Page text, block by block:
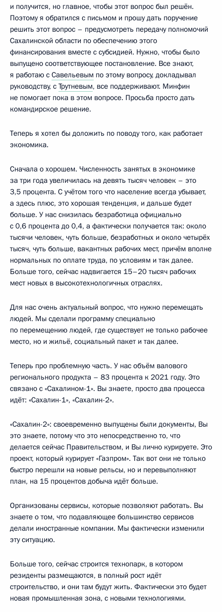
и получится, но главное, чтобы этот вопрос был решён.
Поэтому я обратился с письмом и прошу дать поручение
решить этот вопрос – предусмотреть передачу полномочий
Сахалинской области по обеспечению этого
финансирования вместе с субсидией. Нужно, чтобы было
выпущено соответствующее постановление. Все знают,
я работаю с Савельевым по этому вопросу, докладывал
руководству, с Трутневым, все поддерживают. Минфин
не помогает пока в этом вопросе. Просьба просто дать
командирское решение.
Теперь я хотел бы доложить по поводу того, как работает
экономика.
Сначала о хорошем. Численность занятых в экономике
за три года увеличилась на девять тысяч человек – это
3,5 процента. С учётом того что население всегда убывает,
а здесь плюс, это хорошая тенденция, и дальше будет
больше. У нас снизилась безработица официально
с 0,6 процента до 0,4, а фактически получается так: около
тысячи человек, чуть больше, безработных и около четырёх
тысяч, чуть больше, вакантных рабочих мест, причём вполне
нормальных по оплате труда, по условиям и так далее.
Больше того, сейчас надвигается 15–20 тысяч рабочих
мест новых в высокотехнологичных отраслях.
Для нас очень актуальный вопрос, что нужно перемещать
людей. Мы сделали программу специально
по перемещению людей, где существует не только рабочее
место, но и жильё, социальный пакет и так далее.
Теперь про проблемную часть. У нас объём валового
регионального продукта – 83 процента к 2021 году. Это
связано с «Сахалином-1». Вы знаете, просто два процесса
идёт: «Сахалин-1», «Сахалин-2».
«Сахалин-2»: своевременно выпущены были документы, Вы
это знаете, потому что это непосредственно то, что
делается сейчас Правительством, и Вы лично курируете. Это
проект, который курирует «Газпром». Так вот они не только
быстро перешли на новые рельсы, но и перевыполняют
план, на 15 процентов добыча идёт больше.
Организованы сервисы, которые позволяют работать. Вы
знаете о том, что подавляющее большинство сервисов
делали иностранные компании. Мы фактически изменили
эту ситуацию.
Больше того, сейчас строится технопарк, в котором
резиденты размещаются, в полный рост идёт
строительство, и они там будут жить. Фактически это будет
новая промышленная зона, с новыми технологиями.